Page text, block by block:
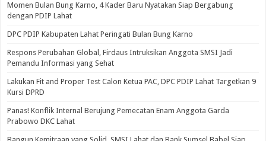
Momen Bulan Bung Karno, 4 Kader Baru Nyatakan Siap Bergabung
dengan PDIP Lahat
DPC PDIP Kabupaten Lahat Peringati Bulan Bung Karno
Respons Perubahan Global, Firdaus Intruksikan Anggota SMSI Jadi
Pemandu Informasi yang Sehat
Lakukan Fit and Proper Test Calon Ketua PAC, DPC PDIP Lahat Targetkan 9
Kursi DPRD
Panas! Konflik Internal Berujung Pemecatan Enam Anggota Garda
Prabowo DKC Lahat